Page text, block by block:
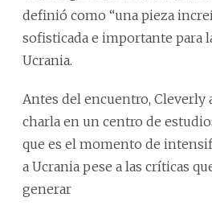
definió como “una pieza
sofisticada e importante para
Ucrania.
Antes del encuentro, Cleverly
charla en un centro de
que es el momento de
a Ucrania pese a las críticas
generar